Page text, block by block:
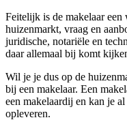
Feitelijk is de makelaar
huizenmarkt, vraag en
juridische, notariële en
daar allemaal bij komt
Wil je je dus op de
bij een makelaar. Een
een makelaardij en kan je
opleveren.